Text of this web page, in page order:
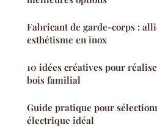
Fabricant de garde-corps :
esthétisme en inox
10 idées créatives pour
bois familial
Guide pratique pour
électrique idéal